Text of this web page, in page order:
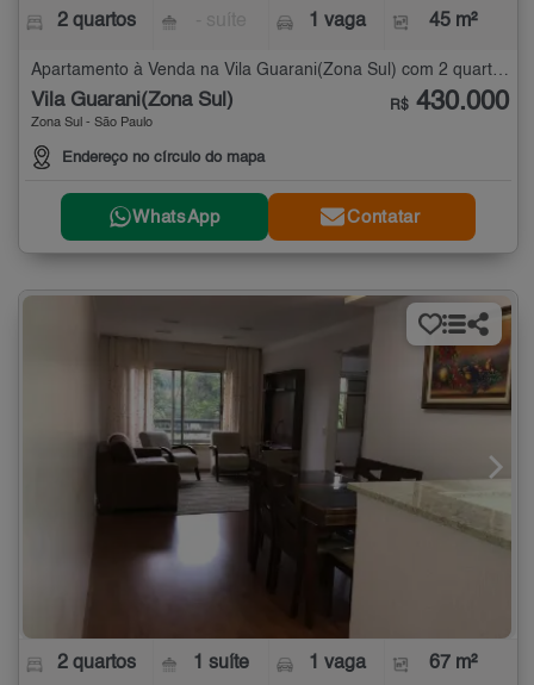
2 quartos 1 vaga 45 m²
Apartamento à Venda na Vila Guarani(Zona Sul) com 2 quartos - 45 m²
Vila Guarani(Zona Sul)
Zona Sul - São Paulo
Endereço no círculo do mapa
R$ 430.000
WhatsApp Contatar
2 quartos 1 suíte 1 vaga 67 m²